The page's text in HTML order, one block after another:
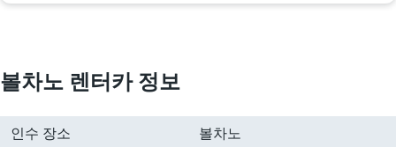
볼차노 렌터카 정보
인수 장소
볼차노